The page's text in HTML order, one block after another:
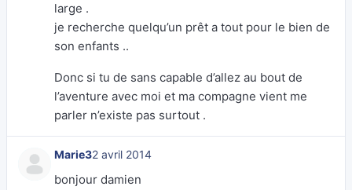
large .
je recherche quelqu’un prêt a tout pour le bien de
son enfants ..
Donc si tu de sans capable d’allez au bout de
l’aventure avec moi et ma compagne vient me
parler n’existe pas surtout .
Marie32 avril 2014
bonjour damien